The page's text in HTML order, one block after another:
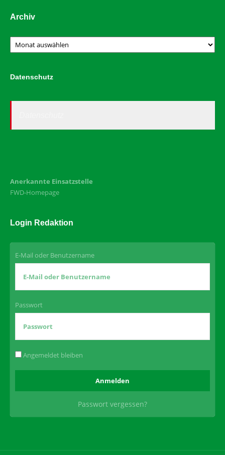
Archiv
Archiv
Datenschutz
Anerkannte Einsatzstelle
FWD-Homepage
Login Redaktion
E-Mail oder Benutzername
Passwort
Angemeldet bleiben
Passwort vergessen?